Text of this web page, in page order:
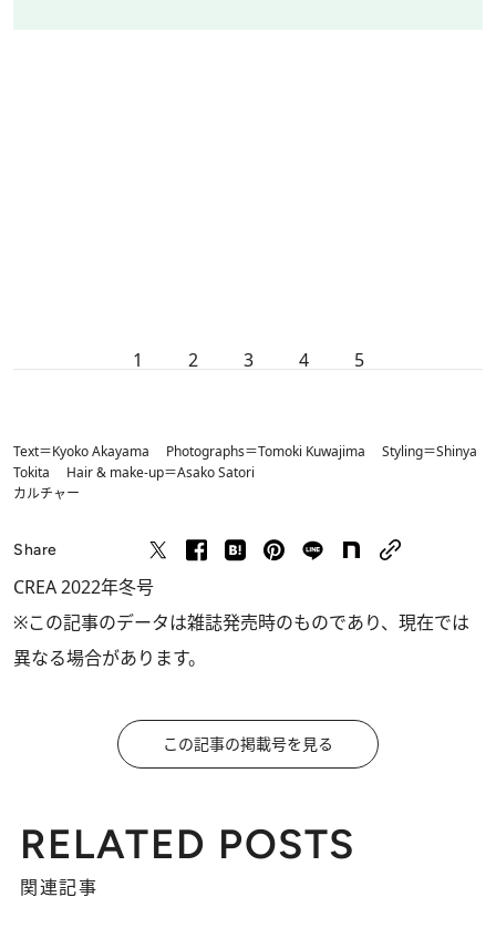
1 2 3 4 5
Text＝Kyoko Akayama Photographs＝Tomoki Kuwajima Styling＝Shinya
Tokita Hair & make-up＝Asako Satori
カルチャー
Share
CREA 2022年冬号
※この記事のデータは雑誌発売時のものであり、現在では
異なる場合があります。
この記事の掲載号を見る
RELATED POSTS
関連記事